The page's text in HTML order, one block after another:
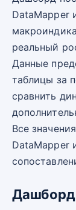
DataMapper
реальный
Данные
таблицы за
сравнить
Все
DataMapper
Дашборд